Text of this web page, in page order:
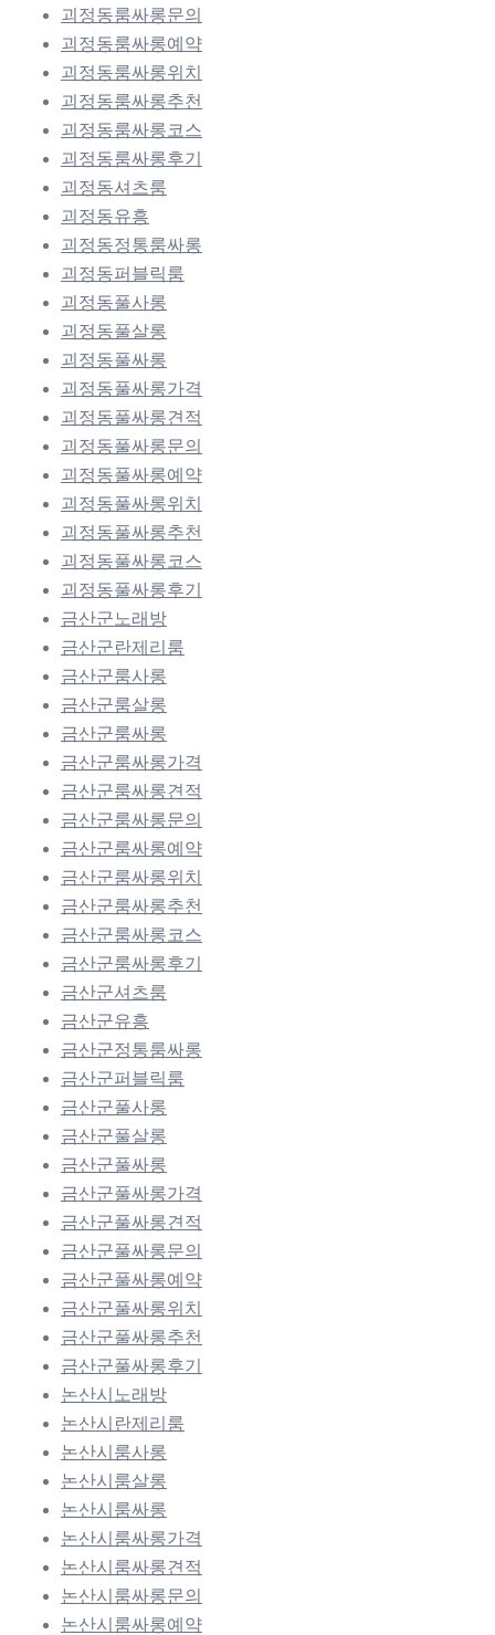
괴정동룸싸롱문의
괴정동룸싸롱예약
괴정동룸싸롱위치
괴정동룸싸롱추천
괴정동룸싸롱코스
괴정동룸싸롱후기
괴정동셔츠룸
괴정동유흥
괴정동정통룸싸롱
괴정동퍼블릭룸
괴정동풀사롱
괴정동풀살롱
괴정동풀싸롱
괴정동풀싸롱가격
괴정동풀싸롱견적
괴정동풀싸롱문의
괴정동풀싸롱예약
괴정동풀싸롱위치
괴정동풀싸롱추천
괴정동풀싸롱코스
괴정동풀싸롱후기
금산군노래방
금산군란제리룸
금산군룸사롱
금산군룸살롱
금산군룸싸롱
금산군룸싸롱가격
금산군룸싸롱견적
금산군룸싸롱문의
금산군룸싸롱예약
금산군룸싸롱위치
금산군룸싸롱추천
금산군룸싸롱코스
금산군룸싸롱후기
금산군셔츠룸
금산군유흥
금산군정통룸싸롱
금산군퍼블릭룸
금산군풀사롱
금산군풀살롱
금산군풀싸롱
금산군풀싸롱가격
금산군풀싸롱견적
금산군풀싸롱문의
금산군풀싸롱예약
금산군풀싸롱위치
금산군풀싸롱추천
금산군풀싸롱후기
논산시노래방
논산시란제리룸
논산시룸사롱
논산시룸살롱
논산시룸싸롱
논산시룸싸롱가격
논산시룸싸롱견적
논산시룸싸롱문의
논산시룸싸롱예약